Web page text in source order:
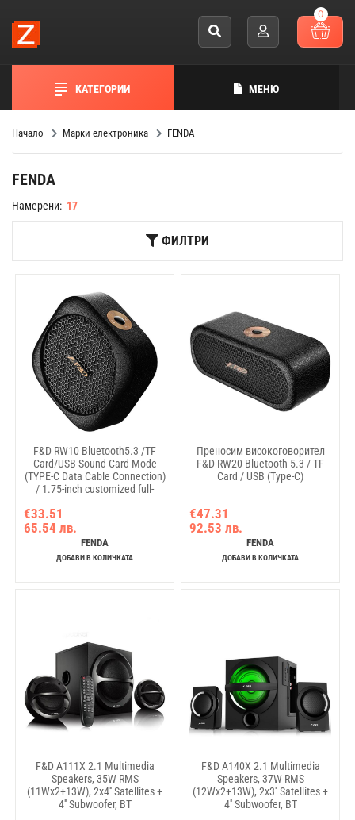
0
КАТЕГОРИИ МЕНЮ
Начало Марки електроника FENDA
FENDA
Намерени: 17
ФИЛТРИ
F&D RW10 Bluetooth5.3 /TF
Card/USB Sound Card Mode
(TYPE-C Data Cable Connection)
/ 1.75-inch customized full-
radiator / Up to 10 hours
playtime / TWS serial
connection can be connected to
RW20
€33.51
65.54 лв.
FENDA
ДОБАВИ В КОЛИЧКАТА
Преносим високоговорител
F&D RW20 Bluetooth 5.3 / TF
Card / USB (Type-C)
€47.31
92.53 лв.
FENDA
ДОБАВИ В КОЛИЧКАТА
F&D A111X 2.1 Multimedia
Speakers, 35W RMS
(11Wx2+13W), 2x4'' Satellites +
4'' Subwoofer, BT
F&D A140X 2.1 Multimedia
Speakers, 37W RMS
(12Wx2+13W), 2x3'' Satellites +
4'' Subwoofer, BT